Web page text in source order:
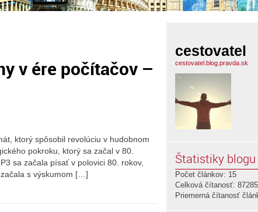
v ére počítačov –
ktorý spôsobil revolúciu v hudobnom
pokroku, ktorý sa začal v 80.
sa začala písať v polovici 80. rokov,
s výskumom […]
cestovatel
cestovatel.blog.pravda.sk
Štatistiky blogu
Počet článkov: 15
Celková čítanosť:
Priemerná čítanosť